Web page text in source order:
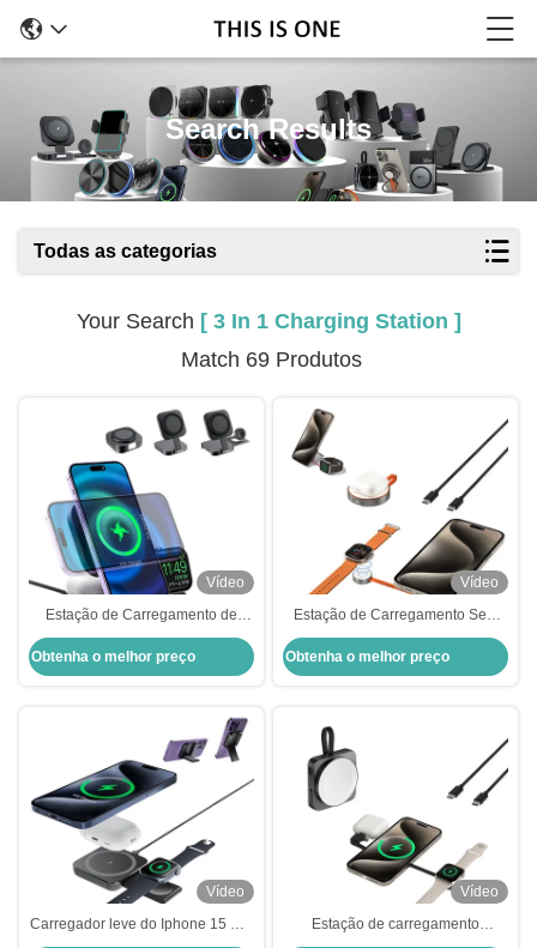
Search Results
Todas as categorias
Your Search [ 3 In 1 Charging Station ]
Match 69 Produtos
Vídeo
Estação de Carregamento de
Iphone Pequeno e Compacto
Obtenha o melhor preço
Vídeo
Estação de Carregamento Sem
Fio Residencial 3 em 1 Estação
de Carregamento
Obtenha o melhor preço
Vídeo
Carregador leve do Iphone 15 Pro
Vídeo
Estação de carregamento